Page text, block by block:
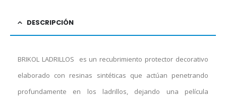
DESCRIPCIÓN
BRIKOL LADRILLOS es un recubrimiento protector decorativo
elaborado con resinas sintéticas que actúan penetrando
profundamente en los ladrillos, dejando una película